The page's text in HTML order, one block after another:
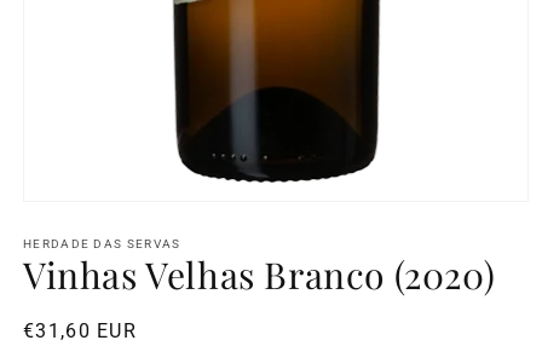
HERDADE DAS SERVAS
Vinhas Velhas Branco (2020)
Preço
€31,60 EUR